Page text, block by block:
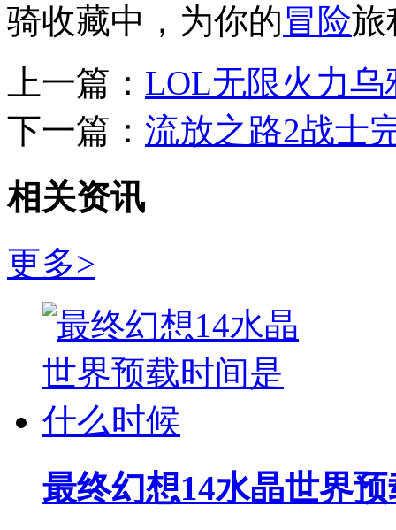
骑收藏中，为你的冒险旅
上一篇： LOL无限火力乌
下一篇： 流放之路2战士
相关资讯
更多>
最终幻想14水晶世界